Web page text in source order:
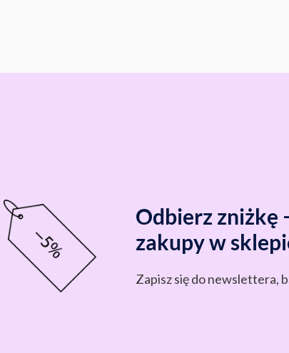
Odbierz zniżkę
zakupy w
Zapisz się do newslettera,